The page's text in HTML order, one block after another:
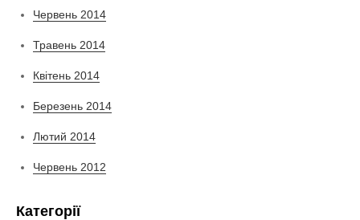
Червень 2014
Травень 2014
Квітень 2014
Березень 2014
Лютий 2014
Червень 2012
Категорії